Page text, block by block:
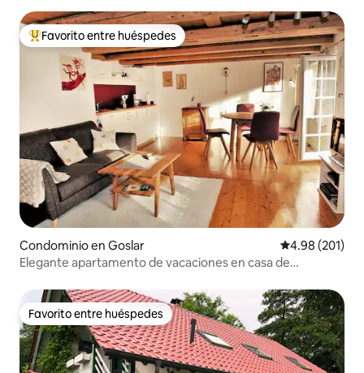
De los mejores en Favorito entre huéspedes
Favorito entre huéspedes
Condominio en Goslar Calificación
4.98 (201)
Elegante apartamento de vacaciones en casa de
Favorito entre huéspedes
Favorito entre huéspedes